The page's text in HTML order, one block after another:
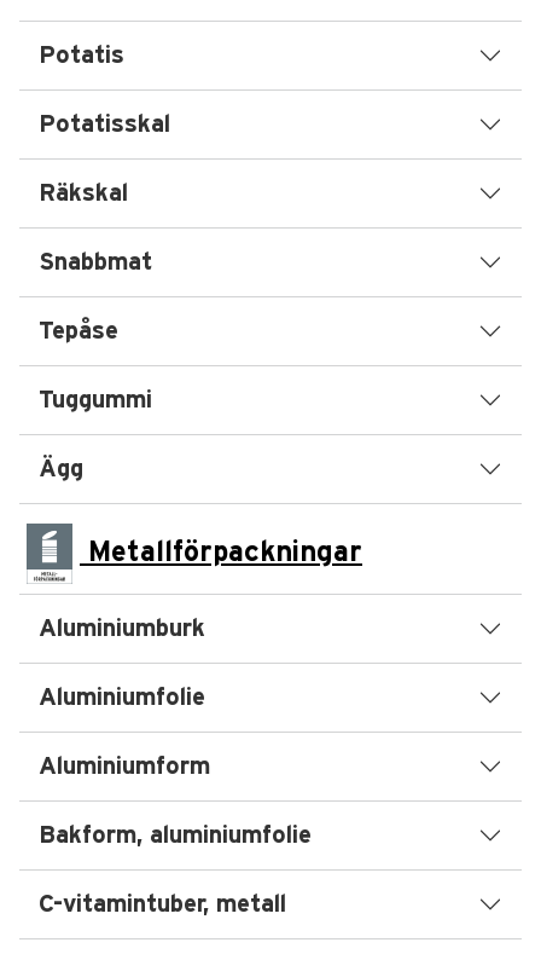
Potatis
Potatisskal
Räkskal
Snabbmat
Tepåse
Tuggummi
Ägg
Metallförpackningar
Aluminiumburk
Aluminiumfolie
Aluminiumform
Bakform, aluminiumfolie
C-vitamintuber, metall